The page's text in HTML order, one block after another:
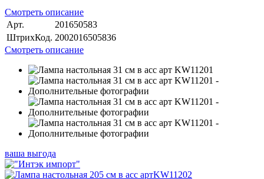
Смотреть описание
Арт.
201650583
ШтрихКод. 2002016505836
Смотреть описание
ваша выгода